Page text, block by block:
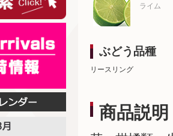
ライム
ぶどう品種
リースリング
商品説明